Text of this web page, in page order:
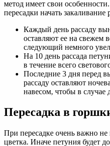
метод имеет свои
пересадки начать закаливание
Каждый день рассаду
оставляют ее на свежем
следующий немного
На 10 день рассада
в течение всего
Последние 3 дня перед
рассаду оставляют
навесом, чтобы в случае
Пересадка в
При пересадке очень важно
цветка. Иначе петуния будет